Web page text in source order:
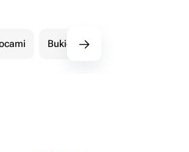
Bukiety z czekoladowymi